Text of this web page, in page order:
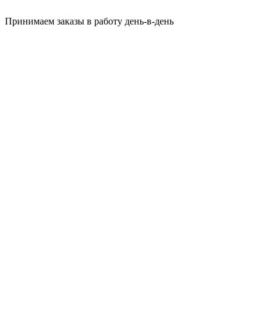
Принимаем заказы в работу день-в-день